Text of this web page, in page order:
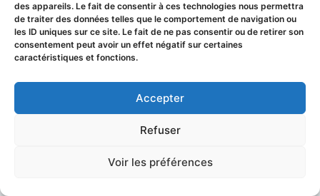
des appareils. Le fait de consentir à ces technologies nous permettra
de traiter des données telles que le comportement de navigation ou
les ID uniques sur ce site. Le fait de ne pas consentir ou de retirer son
consentement peut avoir un effet négatif sur certaines
caractéristiques et fonctions.
Accepter
Refuser
Voir les préférences
© 2026 Groupement de Défense